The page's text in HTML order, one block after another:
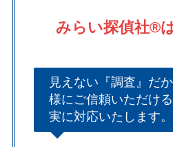
みらい探偵社®︎
見えない『調査』だ
様にご信頼いただけ
実に対応いたします。